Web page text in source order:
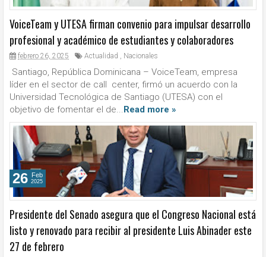
VoiceTeam y UTESA firman convenio para impulsar desarrollo
profesional y académico de estudiantes y colaboradores
febrero 26, 2025 Actualidad , Nacionales
Santiago, República Dominicana – VoiceTeam, empresa
líder en el sector de call center, firmó un acuerdo con la
Universidad Tecnológica de Santiago (UTESA) con el
objetivo de fomentar el de...Read more »
Presidente del Senado asegura que el Congreso Nacional está
listo y renovado para recibir al presidente Luis Abinader este
27 de febrero
26 Feb
2025